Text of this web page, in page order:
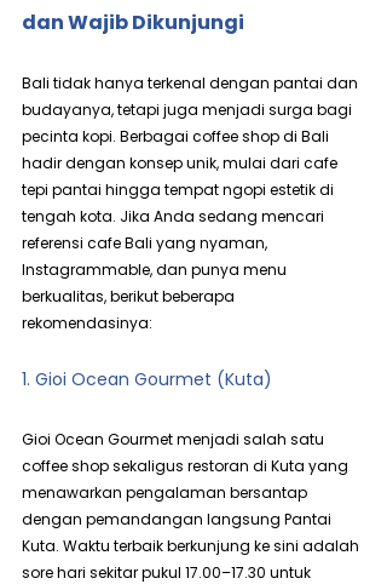
dan Wajib Dikunjungi
Bali tidak hanya terkenal dengan pantai dan
budayanya, tetapi juga menjadi surga bagi
pecinta kopi. Berbagai coffee shop di Bali
hadir dengan konsep unik, mulai dari cafe
tepi pantai hingga tempat ngopi estetik di
tengah kota. Jika Anda sedang mencari
referensi cafe Bali yang nyaman,
Instagrammable, dan punya menu
berkualitas, berikut beberapa
rekomendasinya:
1. Gioi Ocean Gourmet (Kuta)
Gioi Ocean Gourmet menjadi salah satu
coffee shop sekaligus restoran di Kuta yang
menawarkan pengalaman bersantap
dengan pemandangan langsung Pantai
Kuta. Waktu terbaik berkunjung ke sini adalah
sore hari sekitar pukul 17.00–17.30 untuk